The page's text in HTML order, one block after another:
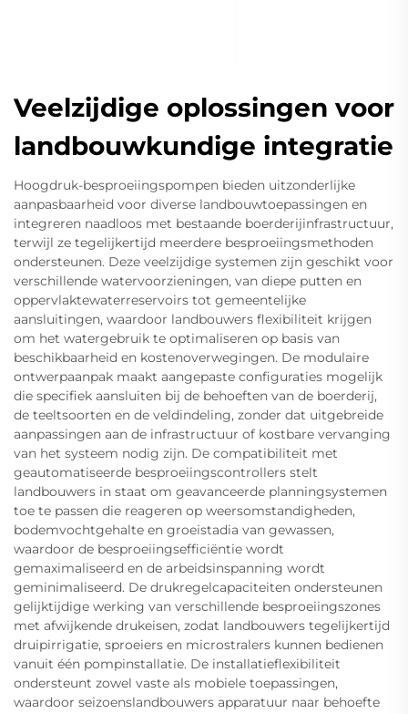
Veelzijdige oplossingen voor
landbouwkundige integratie
Hoogdruk-besproeiingspompen bieden uitzonderlijke
aanpasbaarheid voor diverse landbouwtoepassingen en
integreren naadloos met bestaande boerderijinfrastructuur,
terwijl ze tegelijkertijd meerdere besproeiingsmethoden
ondersteunen. Deze veelzijdige systemen zijn geschikt voor
verschillende watervoorzieningen, van diepe putten en
oppervlaktewaterreservoirs tot gemeentelijke
aansluitingen, waardoor landbouwers flexibiliteit krijgen
om het watergebruik te optimaliseren op basis van
beschikbaarheid en kostenoverwegingen. De modulaire
ontwerpaanpak maakt aangepaste configuraties mogelijk
die specifiek aansluiten bij de behoeften van de boerderij,
de teeltsoorten en de veldindeling, zonder dat uitgebreide
aanpassingen aan de infrastructuur of kostbare vervanging
van het systeem nodig zijn. De compatibiliteit met
geautomatiseerde besproeiingscontrollers stelt
landbouwers in staat om geavanceerde planningsystemen
toe te passen die reageren op weersomstandigheden,
bodemvochtgehalte en groeistadia van gewassen,
waardoor de besproeiingsefficiëntie wordt
gemaximaliseerd en de arbeidsinspanning wordt
geminimaliseerd. De drukregelcapaciteiten ondersteunen
gelijktijdige werking van verschillende besproeiingszones
met afwijkende drukeisen, zodat landbouwers tegelijkertijd
druipirrigatie, sproeiers en microstralers kunnen bedienen
vanuit één pompinstallatie. De installatieflexibiliteit
ondersteunt zowel vaste als mobiele toepassingen,
waardoor seizoenslandbouwers apparatuur naar behoefte